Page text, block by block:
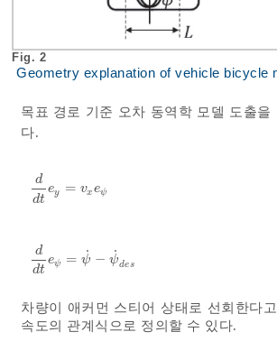
Fig. 2
Geometry explanation of vehicle bicycle
목표 경로 기준 오차 동역학 모델 도출
다.
d
dt
ey = vx eψ
ddtey=vxe
d
dt
eψ = ψ
˙ − ψ
˙
des
ddteψ =ψ˙- ψ˙de
차량이 애커먼 스티어 상태로 선회한다
속도의 관계식으로 정의할 수 있다.